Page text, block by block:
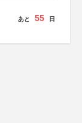
あと 55 日